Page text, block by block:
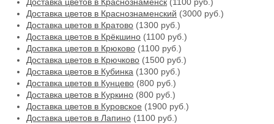
Доставка цветов в Краснознаменский (3000 руб.)
Доставка цветов в Кратово (1300 руб.)
Доставка цветов в Крёкшино (1100 руб.)
Доставка цветов в Крюково (1100 руб.)
Доставка цветов в Крючково (1500 руб.)
Доставка цветов в Кубинка (1300 руб.)
Доставка цветов в Кунцево (800 руб.)
Доставка цветов в Куркино (800 руб.)
Доставка цветов в Куровское (1900 руб.)
Доставка цветов в Лапино (1100 руб.)